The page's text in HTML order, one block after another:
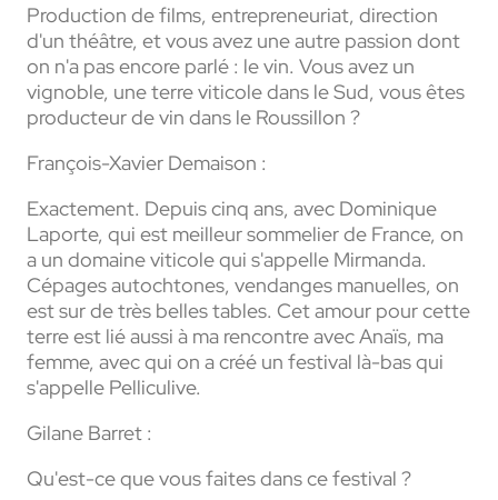
Production de films, entrepreneuriat, direction
d'un théâtre, et vous avez une autre passion dont
on n'a pas encore parlé : le vin. Vous avez un
vignoble, une terre viticole dans le Sud, vous êtes
producteur de vin dans le Roussillon ?
François-Xavier Demaison :
Exactement. Depuis cinq ans, avec Dominique
Laporte, qui est meilleur sommelier de France, on
a un domaine viticole qui s'appelle Mirmanda.
Cépages autochtones, vendanges manuelles, on
est sur de très belles tables. Cet amour pour cette
terre est lié aussi à ma rencontre avec Anaïs, ma
femme, avec qui on a créé un festival là-bas qui
s'appelle Pelliculive.
Gilane Barret :
Qu'est-ce que vous faites dans ce festival ?